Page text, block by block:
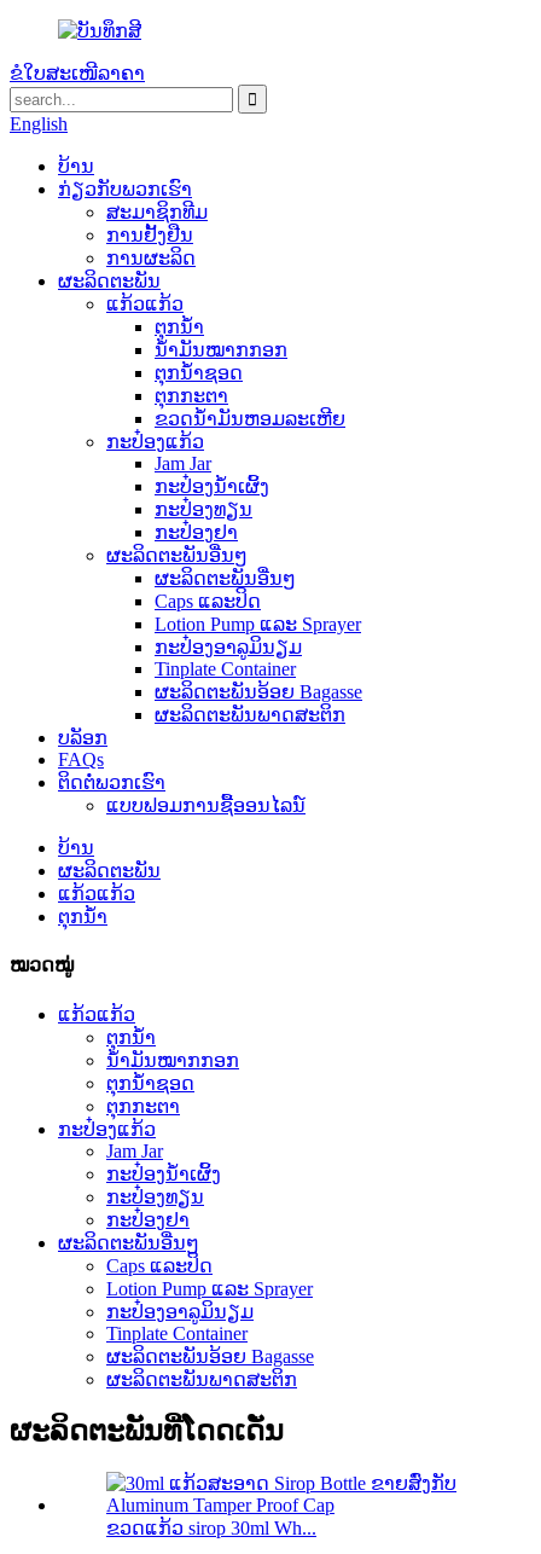
ຂໍໃບສະເໜີລາຄາ
English
ບ້ານ
ກ່ຽວ​ກັບ​ພວກ​ເຮົາ
ສະມາຊິກທີມ
ການຢັ້ງຢືນ
ການຜະລິດ
ຜະລິດຕະພັນ
ແກ້ວແກ້ວ
ຕຸກນ້ຳ
ນ້ຳມັນໝາກກອກ
ຕຸກນ້ຳຊອດ
ຕຸກກະຕາ
ຂວດນ້ໍາມັນຫອມລະເຫີຍ
ກະປ໋ອງແກ້ວ
Jam Jar
ກະປ໋ອງນໍ້າເຜິ້ງ
ກະປ໋ອງທຽນ
ກະປ໋ອງຢາ
ຜະລິດຕະພັນອື່ນໆ
ຜະລິດຕະພັນອື່ນໆ
Caps ແລະປິດ
Lotion Pump ແລະ Sprayer
ກະປ໋ອງອາລູມິນຽມ
Tinplate Container
ຜະລິດຕະພັນອ້ອຍ Bagasse
ຜະລິດຕະພັນພາດສະຕິກ
ບລັອກ
FAQs
ຕິດ​ຕໍ່​ພວກ​ເຮົາ
ແບບຟອມການຊື້ອອນໄລນ໌
ບ້ານ
ຜະລິດຕະພັນ
ແກ້ວແກ້ວ
ຕຸກນ້ຳ
ໝວດໝູ່
ແກ້ວແກ້ວ
ຕຸກນ້ຳ
ນ້ຳມັນໝາກກອກ
ຕຸກນ້ຳຊອດ
ຕຸກກະຕາ
ກະປ໋ອງແກ້ວ
Jam Jar
ກະປ໋ອງນໍ້າເຜິ້ງ
ກະປ໋ອງທຽນ
ກະປ໋ອງຢາ
ຜະລິດຕະພັນອື່ນໆ
Caps ແລະປິດ
Lotion Pump ແລະ Sprayer
ກະປ໋ອງອາລູມິນຽມ
Tinplate Container
ຜະລິດຕະພັນອ້ອຍ Bagasse
ຜະລິດຕະພັນພາດສະຕິກ
ຜະລິດຕະພັນທີ່ໂດດເດັ່ນ
ຂວດແກ້ວ sirop 30ml Wh...